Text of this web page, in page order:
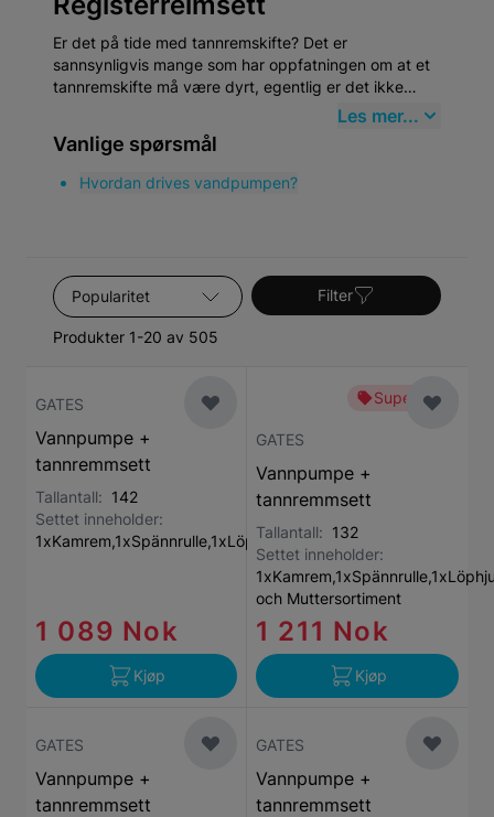
Er det på tide med tannremskifte? Det er
sannsynligvis mange som har oppfatningen om at et
tannremskifte må være dyrt, egentlig er det ikke
lenger. Workshopene har blitt raskere og flinkere til å
utføre skift av tannrem. Nå er det også enklere enn
noensinne å skifte tannrem ved hjelp av ferdige
tannremsett med alle nødvendige deler for utskifting
av tannrem. Føler du at det er vanskelig å gjøre det
Les mer...
Vanlige spørsmål
Hvordan drives vandpumpen?
Sorter etter
Produkter 1-20 av 505
Filter
GATES
Vannpumpe +
tannremmsett
Tallantall: 142
Settet inneholder:
1xKamrem,1xSpännrulle,1xLöphjul,1xVattenpump
1 089 Nok
Kjøp
Superbillig
GATES
Vannpumpe +
tannremmsett
Tallantall: 132
Settet inneholder:
och Muttersortiment
1 211 Nok
Kjøp
GATES
Vannpumpe +
tannremmsett
GATES
Vannpumpe +
tannremmsett